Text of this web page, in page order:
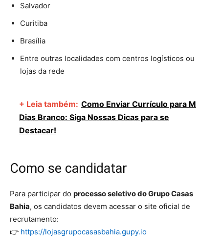
Salvador
Curitiba
Brasília
Entre outras localidades com centros logísticos ou
lojas da rede
+ Leia também: Como Enviar Currículo para M
Dias Branco: Siga Nossas Dicas para se
Destacar!
Como se candidatar
Para participar do processo seletivo do Grupo Casas
Bahia, os candidatos devem acessar o site oficial de
recrutamento:
👉 https://lojasgrupocasasbahia.gupy.io